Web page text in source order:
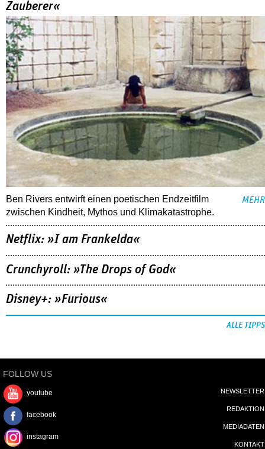
Zauberer«
Ben Rivers entwirft einen poetischen Endzeitfilm
zwischen Kindheit, Mythos und Klimakatastrophe.
MEHR
Netflix: »I am Frankelda«
Crunchyroll: »The Drops of God«
Disney+: »Furious«
ALLE TIPPS
FOLLOW US
youtube
facebook
instagram
NEWSLETTER
REDAKTION
MEDIADATEN
KONTAKT